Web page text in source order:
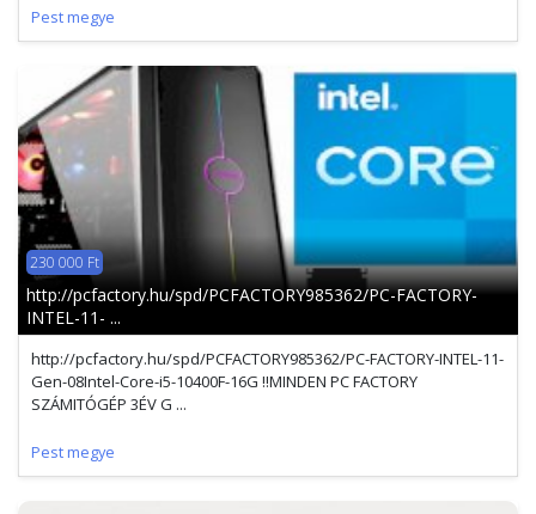
Pest megye
230 000 Ft
http://pcfactory.hu/spd/PCFACTORY985362/PC-FACTORY-
INTEL-11- ...
http://pcfactory.hu/spd/PCFACTORY985362/PC-FACTORY-INTEL-11-
Gen-08Intel-Core-i5-10400F-16G !!MINDEN PC FACTORY
SZÁMITÓGÉP 3ÉV G ...
Pest megye